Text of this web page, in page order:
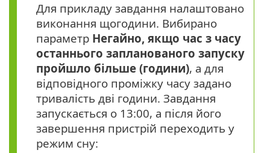
Для прикладу завдання налаштовано
виконання щогодини. Вибирано
параметр Негайно, якщо час з часу
останнього запланованого запуску
пройшло більше (години), а для
відповідного проміжку часу задано
тривалість дві години. Завдання
запускається о 13:00, а після його
завершення пристрій переходить у
режим сну: